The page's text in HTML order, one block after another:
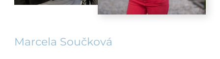
Marcela Součková